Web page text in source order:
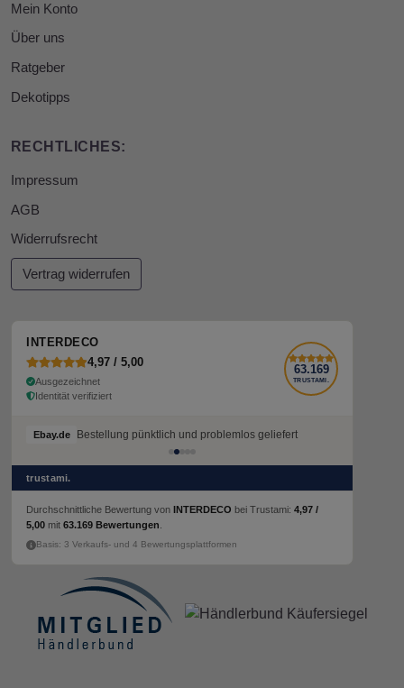
Mein Konto
Über uns
Ratgeber
Dekotipps
RECHTLICHES:
Impressum
AGB
Widerrufsrecht
Vertrag widerrufen
INTERDECO
4,97 / 5,00
Ausgezeichnet
Identität verifiziert
63.169
TRUSTAMI.
Ebay.de Bestellung pünktlich und problemlos geliefert
trustami.
Durchschnittliche Bewertung von INTERDECO bei Trustami: 4,97 /
5,00 mit 63.169 Bewertungen
Basis: 3 Verkaufs- und 4 Bewertungsplattformen